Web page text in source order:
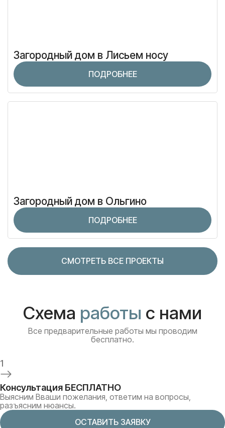
Загородный дом в Лисьем носу
ПОДРОБНЕЕ
Загородный дом в Ольгино
ПОДРОБНЕЕ
СМОТРЕТЬ ВСЕ ПРОЕКТЫ
Схема работы с нами
Все предварительные работы мы проводим
бесплатно.
1
Консультация БЕСПЛАТНО
Выясним Вваши пожелания, ответим на вопросы,
разъясним нюансы.
ОСТАВИТЬ ЗАЯВКУ